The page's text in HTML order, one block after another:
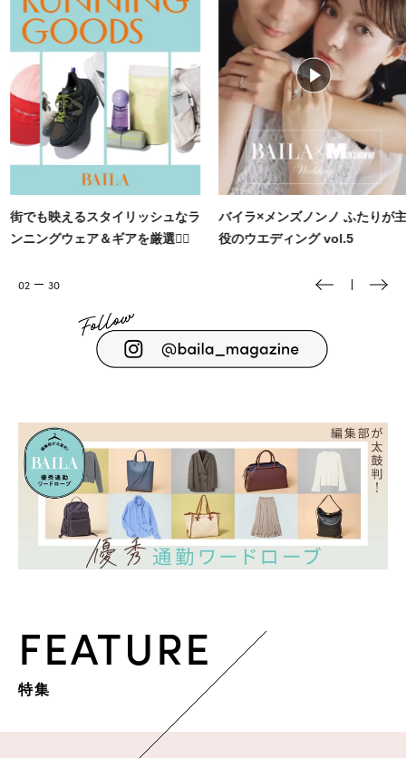
バイラ×メンズノンノ ふたりが主
役のウエディング vol.5
『殺し屋たちの店2』 岡田将生
と玄理さんにインタビュー🎤
03 30
FEATURE
特集